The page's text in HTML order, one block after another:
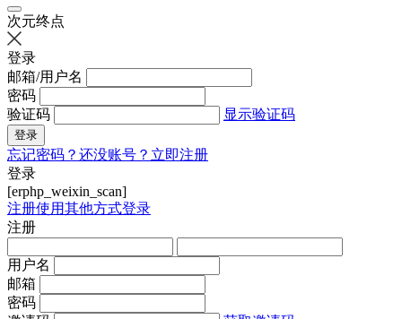
次元终点
登录
邮箱/用户名
密码
验证码
显示验证码
登录
忘记密码？ 还没账号？立即注册
登录
[erphp_weixin_scan]
注册使用其他方式登录
注册
用户名
邮箱
密码